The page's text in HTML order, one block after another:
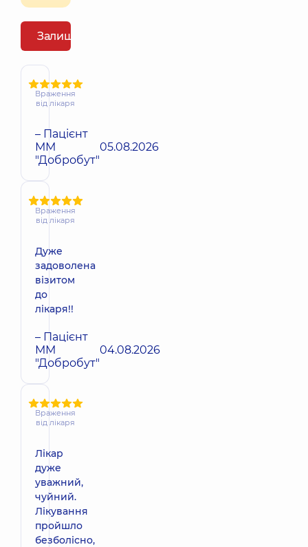
Залишити відгук
Враження
від лікаря
– Пацієнт
ММ
"Добробут"
05.08.2026
Враження
від лікаря
Дуже
задоволена
візитом
до
лікаря!!
– Пацієнт
ММ
"Добробут"
04.08.2026
Враження
від лікаря
Лікар
дуже
уважний,
чуйний.
Лікування
пройшло
безболісно,